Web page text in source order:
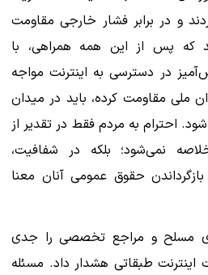
و در برابر فشار خارجی مقاومت
که پس از این همه همراهی، با
در دسترسی به اینترنت مواجه
ملی مقاومت کرده، باید در میدان
احترام به مردم فقط در تقدیر از
نمی‌شود؛ بلکه در شفافیت،
حقوق عمومی آنان معنا
مسلح و مراجع تخصصی را جدی
طبقاتی هشدار داد. مسئله